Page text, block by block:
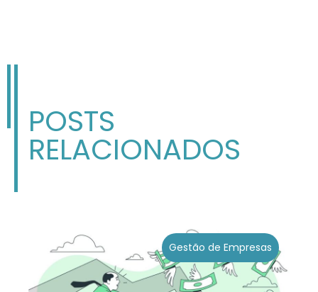
POSTS
RELACIONADOS
Gestão de Empresas